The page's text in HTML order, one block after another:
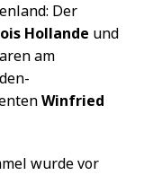
Der
Hollande und
am
Winfried
wurde vor